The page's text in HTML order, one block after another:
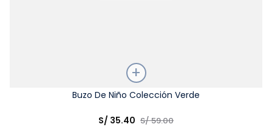
Buzo De Niño Colección Verde
S/ 35.40 S/59.00